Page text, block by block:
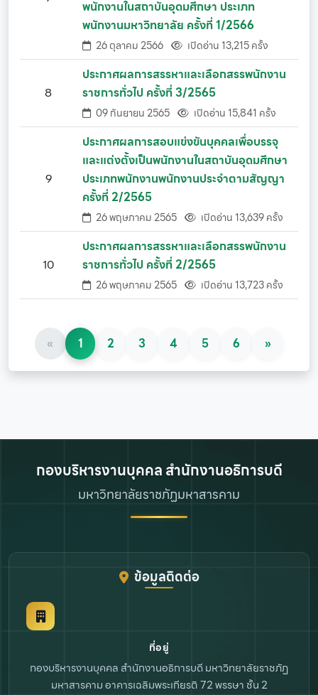
พนักงานในสถาบันอุดมศึกษา ประเภท
พนักงานมหาวิทยาลัย ครั้งที่ 1/2566
26 ตุลาคม 2566 เปิดอ่าน 13,215 ครั้ง
8
ประกาศผลการสรรหาและเลือกสรรพนักงาน
ราชการทั่วไป ครั้งที่ 3/2565
09 กันยายน 2565 เปิดอ่าน 15,841 ครั้ง
9
ประกาศผลการสอบแข่งขันบุคคลเพื่อบรรจุ
และแต่งตั้งเป็นพนักงานในสถาบันอุดมศึกษา
ประเภทพนักงานพนักงานประจำตามสัญญา
ครั้งที่ 2/2565
26 พฤษภาคม 2565 เปิดอ่าน 13,639 ครั้ง
10
ประกาศผลการสรรหาและเลือกสรรพนักงาน
ราชการทั่วไป ครั้งที่ 2/2565
26 พฤษภาคม 2565 เปิดอ่าน 13,723 ครั้ง
« 1 2 3 4 5 6 »
กองบริหารงานบุคคล สำนักงานอธิการบดี
มหาวิทยาลัยราชภัฏมหาสารคาม
ข้อมูลติดต่อ
ที่อยู่
กองบริหารงานบุคคล สำนักงานอธิการบดีมหาวิทยาลัยราชภัฏ
มหาสารคามอาคารเฉลิมพระเกียรติ 72 พรรษา ชั้น 2